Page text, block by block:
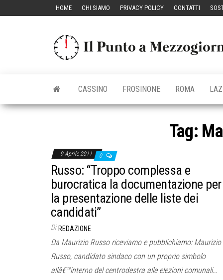
HOME CHI SIAMO PRIVACY POLICY CONTATTI
CASSINO FROSINONE ROMA
Tag:
9 Aprile 2011 0
Russo: “Troppo complessa e
burocratica la documentazione per
la presentazione delle liste dei
candidati”
Di REDAZIONE
Da Maurizio Russo riceviamo e pubblichiamo: Maurizio
Russo, candidato sindaco con un proprio simbolo
allâ€™interno del centrodestra alle elezioni comunali…